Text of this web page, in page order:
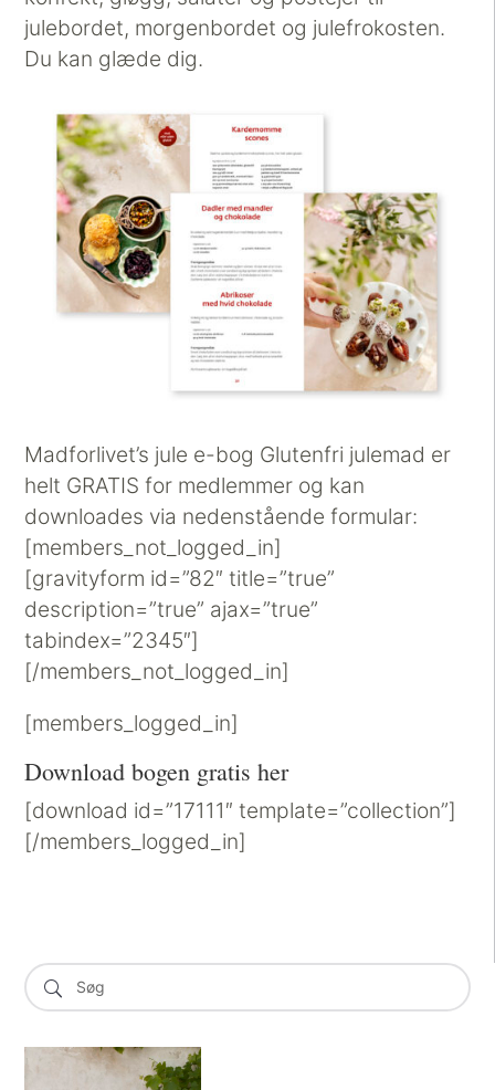
julebordet, morgenbordet og julefrokosten.
Du kan glæde dig.
Madforlivet’s jule e-bog Glutenfri julemad er
helt GRATIS for medlemmer og kan
downloades via nedenstående formular:
[members_not_logged_in]
[gravityform id=”82″ title=”true”
description=”true” ajax=”true”
tabindex=”2345″]
[/members_not_logged_in]
[members_logged_in]
Download bogen gratis her
[download id=”17111″ template=”collection”]
[/members_logged_in]